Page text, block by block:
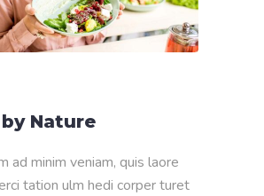
Nature
ad minim veniam, quis laore
tation ulm hedi corper turet